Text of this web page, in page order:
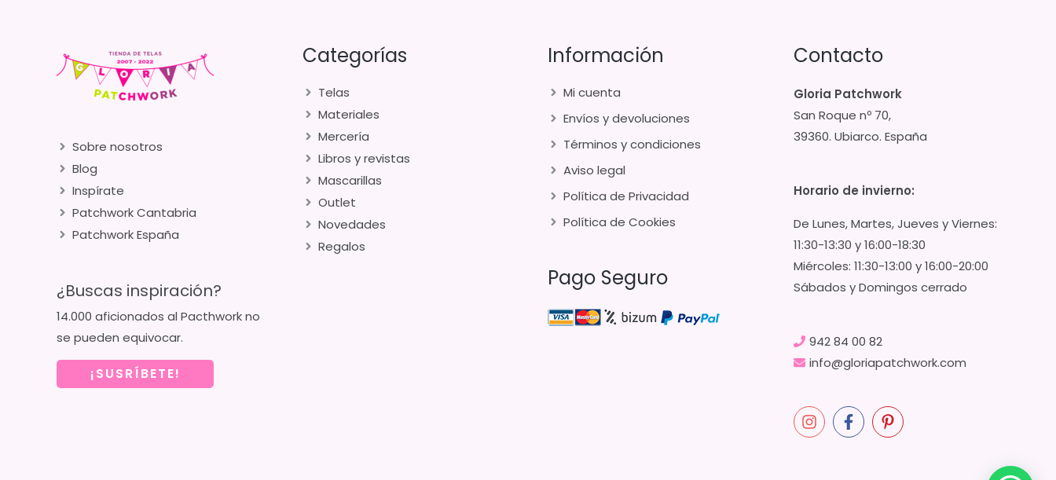
Sobre nosotros
Blog
Inspírate
Patchwork Cantabria
Patchwork España
¿Buscas inspiración?
14.000 aficionados al Pacthwork no
se pueden equivocar.
¡SUSRÍBETE!
Categorías
Telas
Materiales
Mercería
Libros y revistas
Mascarillas
Outlet
Novedades
Regalos
Información
Mi cuenta
Envíos y devoluciones
Términos y condiciones
Aviso legal
Política de Privacidad
Política de Cookies
Pago Seguro
Contacto
Gloria Patchwork
San Roque nº 70,
39360. Ubiarco. España
Horario de invierno:
De Lunes, Martes, Jueves y Viernes:
11:30-13:30 y 16:00-18:30
Miércoles: 11:30-13:00 y 16:00-20:00
Sábados y Domingos cerrado
942 84 00 82
info@gloriapatchwork.com